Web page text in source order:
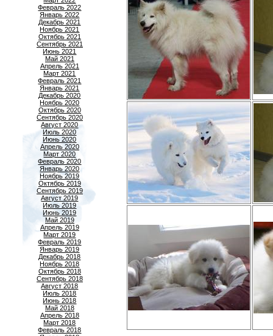
Февраль 2022
Январь 2022
Декабрь 2021
Ноябрь 2021
Октябрь 2021
Сентябрь 2021
Июнь 2021
Май 2021
Апрель 2021
Март 2021
Февраль 2021
Январь 2021
Декабрь 2020
Ноябрь 2020
Октябрь 2020
Сентябрь 2020
Август 2020
Июль 2020
Июнь 2020
Апрель 2020
Март 2020
Февраль 2020
Январь 2020
Ноябрь 2019
Октябрь 2019
Сентябрь 2019
Август 2019
Июль 2019
Июнь 2019
Май 2019
Апрель 2019
Март 2019
Февраль 2019
Январь 2019
Декабрь 2018
Ноябрь 2018
Октябрь 2018
Сентябрь 2018
Август 2018
Июль 2018
Июнь 2018
Май 2018
Апрель 2018
Март 2018
Февраль 2018